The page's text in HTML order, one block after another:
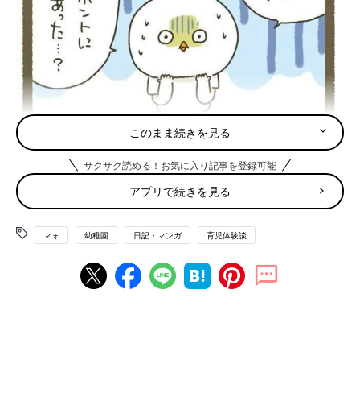
このまま続きを見る
サクサク読める！お気に入り記事を登録可能
アプリで続きを見る
マォ 幼稚園 日記・マンガ 育児体験談